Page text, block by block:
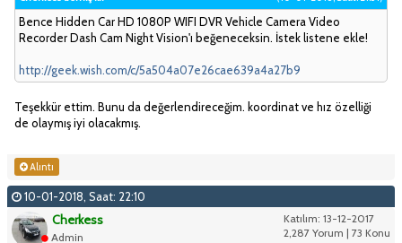
Bence Hidden Car HD 1080P WIFI DVR Vehicle Camera Video
Recorder Dash Cam Night Vision'ı beğeneceksin. İstek listene ekle!
http://geek.wish.com/c/5a504a07e26cae639a4a27b9
Teşekkür ettim. Bunu da değerlendireceğim. koordinat ve hız özelliği
de olaymış iyi olacakmış.
Alıntı
10-01-2018, Saat: 22:10
Katılım: 13-12-2017
2,287 Yorum | 73 Konu
Cherkess
Admin